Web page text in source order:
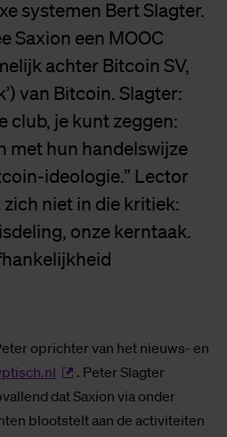
systemen Bert Slagter.
Saxion een MOOC
achter Bitcoin SV,
van Bitcoin. Slagter:
club, je kunt zeggen:
met hun handelswijze
ideologie.” Lector
niet in die kritiek:
onze kerntaak.
oprichter van het nieuws- en
. Peter Slagter
dat Saxion via onder
blootstelt aan de activiteiten